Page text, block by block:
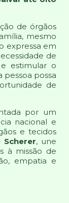
de órgãos
mesmo
expressa em
de
estimular o
pessoa possa
de
por um
nacional e
e tecidos
Scherer, une
à missão de
empatia e